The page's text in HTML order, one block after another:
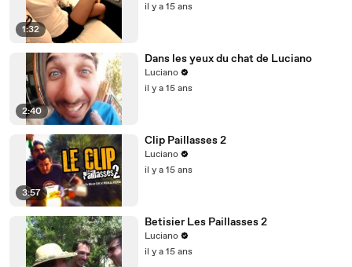
1:32
il y a 15 ans
2:40
Dans les yeux du chat de Luciano
Luciano
il y a 15 ans
3:57
Clip Paillasses 2
Luciano
il y a 15 ans
Betisier Les Paillasses 2
Luciano
il y a 15 ans